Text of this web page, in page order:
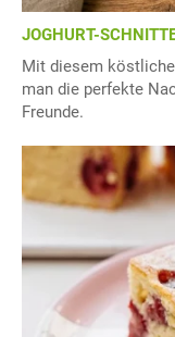
JOGHURT-
Mit diesem
man die perfekte
Freunde.